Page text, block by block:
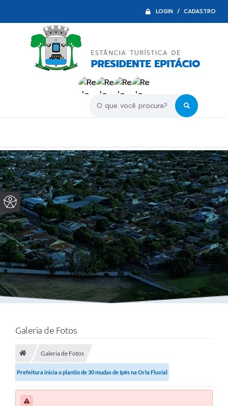
LOGIN / CADASTRO
Galeria de Fotos
Galeria de Fotos
Prefeitura inicia o plantio de 30 mudas de Ipês na Orla Fluvial